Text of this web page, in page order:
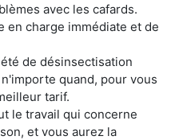
avec les cafards.
en charge immédiate et de
de désinsectisation
quand, pour vous
tarif.
le travail qui concerne
et vous aurez la